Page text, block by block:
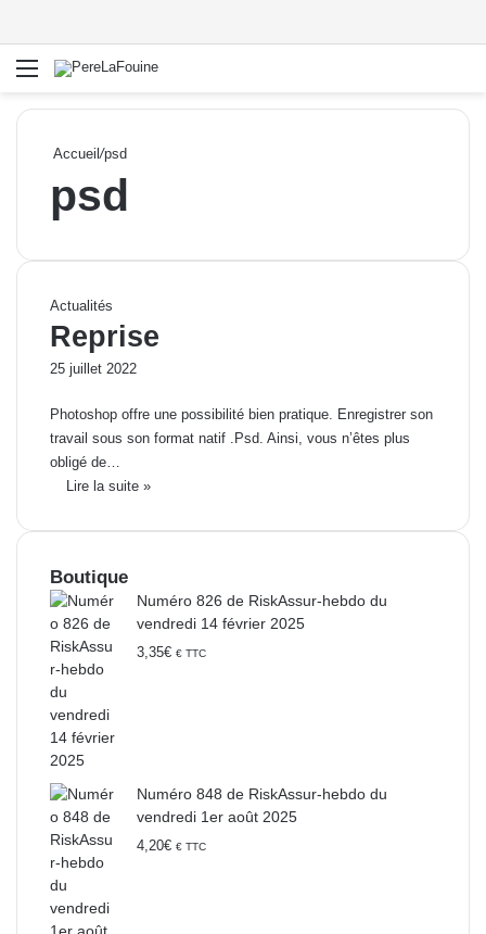
Menu
Accueil/psd
psd
Actualités
Reprise
25 juillet 2022
Photoshop offre une possibilité bien pratique. Enregistrer son
travail sous son format natif .Psd. Ainsi, vous n’êtes plus
obligé de…
Lire la suite »
Boutique
Numéro 826 de RiskAssur-hebdo du
vendredi 14 février 2025
3,35€ € TTC
Numéro 848 de RiskAssur-hebdo du
vendredi 1er août 2025
4,20€ € TTC